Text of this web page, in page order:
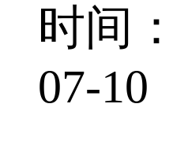
时间
07-10